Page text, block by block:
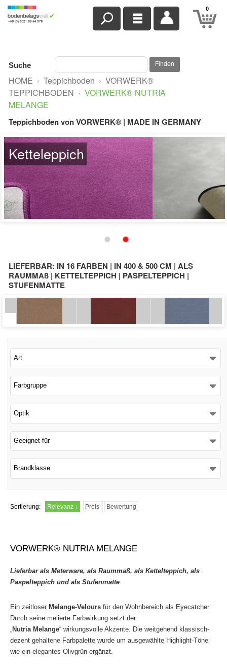
0
Suche Finden
HOME › Teppichboden › VORWERK®
TEPPICHBODEN › VORWERK® NUTRIA
MELANGE
Teppichboden von VORWERK® | MADE IN GERMANY
Paspelteppich
LIEFERBAR: IN 16 FARBEN | IN 400 & 500 CM | ALS
RAUMMAß | KETTELTEPPICH | PASPELTEPPICH |
STUFENMATTE
Art
Farbgruppe
Optik
Geeignet für
Brandklasse
Sortierung: Relevanz ↓ Preis Bewertung
VORWERK® NUTRIA MELANGE
Lieferbar als Meterware, als Raummaß, als Kettelteppich, als
Paspelteppich und als Stufenmatte
Ein zeitloser Melange-Velours für den Wohnbereich als Eyecatcher:
Durch seine melierte Farbwirkung setzt der
Nutria Melange“ wirkungsvolle Akzente. Die weitgehend klassisch-
dezent gehaltene Farbpalette wurde um ausgewählte Highlight-Töne
wie ein elegantes Olivgrün ergänzt.